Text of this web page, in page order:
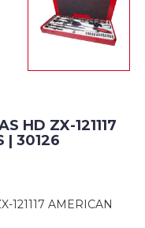
HD ZX-121117
| 30126
121117 AMERICAN